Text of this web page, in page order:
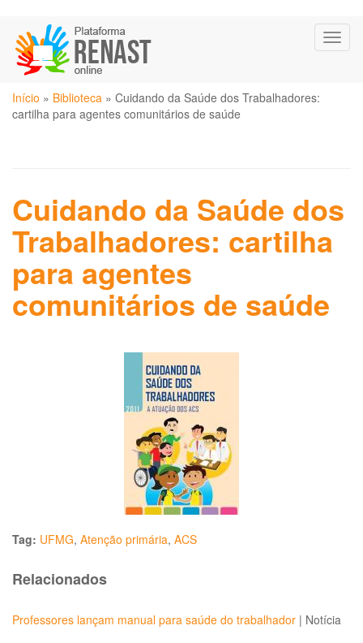
para
conteúdo
principal
Você
está
Início » Biblioteca » Cuidando da Saúde dos Trabalhadores:
cartilha para agentes comunitários de saúde
Cuidando da Saúde dos
Trabalhadores: cartilha
para agentes
comunitários de saúde
Tag: UFMG, Atenção primária, ACS
Relacionados
Professores lançam manual para saúde do trabalhador | Notícia